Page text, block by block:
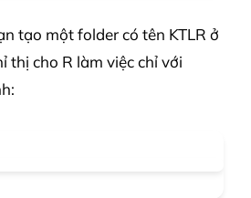
tạo một folder có tên KTLR ở
thị cho R làm việc chỉ với